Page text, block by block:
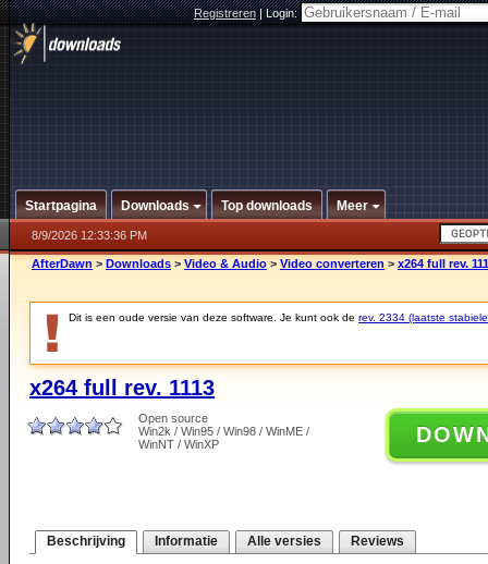
Registreren|Login:
Startpagina Downloads Top downloads Meer
8/9/2026 12:33:36 PM
AfterDawn > Downloads > Video & Audio > Video converteren > x264 full rev.
Dit is een oude versie van deze software. Je kunt ook de rev. 2334 (laatste
x264 full rev. 1113
Open source
Win2k / Win95 / Win98 / WinME /
WinNT / WinXP
Beschrijving Informatie Alle versies Reviews